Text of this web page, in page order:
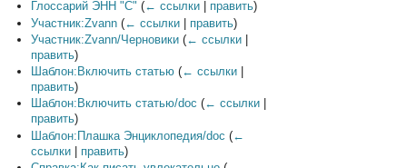
Глоссарий ЭНН "C" (← ссылки| править)
Участник:Zvann (← ссылки| править)
Участник:Zvann/Черновики (← ссылки|
править)
Шаблон:Включить статью (← ссылки|
править)
Шаблон:Включить статью/doc (← ссылки|
править)
Шаблон:Плашка Энциклопедия/doc (←
ссылки| править)